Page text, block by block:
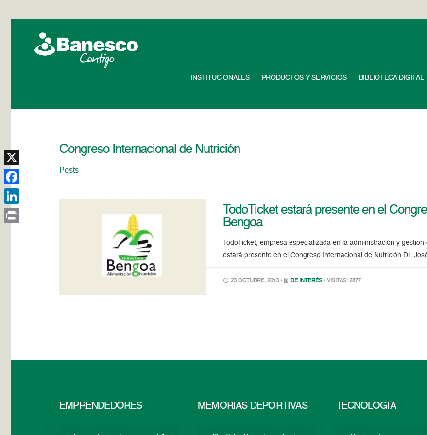
INSTITUCIONALES PRODUCTOS Y SERVICIOS BIBLIOTECA DIGITAL
Congreso Internacional de Nutrición
Posts
TodoTicket estará presente en el
Bengoa
TodoTicket, empresa especializada en la administración y
estará presente en el Congreso Internacional de Nutrición Dr.
23 OCTUBRE, 2013 • DE INTERÉS • VISITAS: 2877
EMPRENDEDORES MEMORIAS DEPORTIVAS TECNOLOGÍA
X
Facebook
LinkedIn